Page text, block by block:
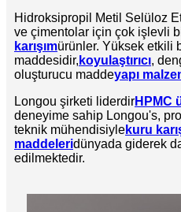
Hidroksipropil Metil Selüloz
ve çimentolar için çok işlevli
karışımürünler. Yüksek etkili
maddesidir, koyulaştırıcı,
oluşturucu maddeyapı
Longou şirketi liderdirHPMC
deneyime sahip Longou's,
teknik mühendisiylekuru
maddeleridünyada giderek
edilmektedir.